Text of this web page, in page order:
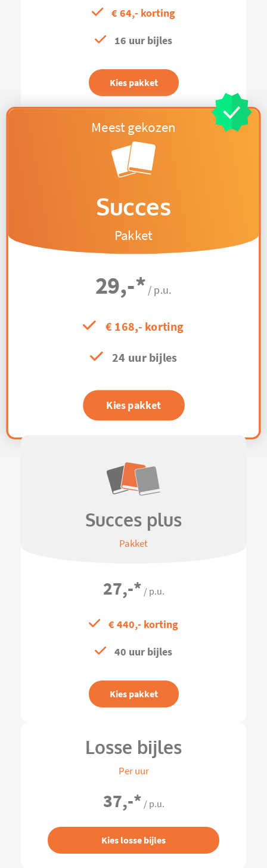
€ 64,- korting
16 uur bijles
Kies pakket
Succes
Pakket
29,-* / p.u.
€ 168,- korting
24 uur bijles
Kies pakket
Succes plus
Pakket
27,-* / p.u.
€ 440,- korting
40 uur bijles
Kies pakket
Losse bijles
Per uur
37,-* / p.u.
Kies losse bijles